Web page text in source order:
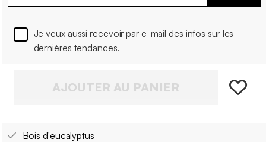
Je veux aussi recevoir par e-mail des infos sur les
dernières tendances.
AJOUTER AU PANIER
Bois d'eucalyptus